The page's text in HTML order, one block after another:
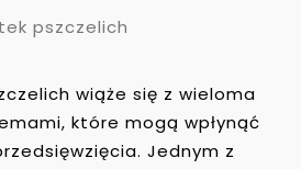
pszczelich
wiąże się z wieloma
które mogą wpłynąć
Jednym z